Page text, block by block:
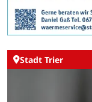
Stadt Trier